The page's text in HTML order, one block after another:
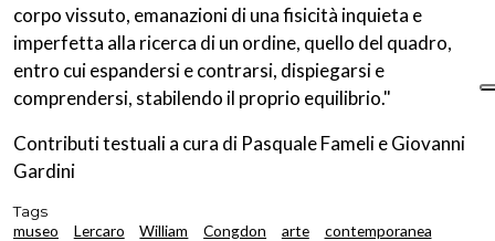
corpo vissuto, emanazioni di una fisicità inquieta e
imperfetta alla ricerca di un ordine, quello del quadro,
entro cui espandersi e contrarsi, dispiegarsi e
comprendersi, stabilendo il proprio equilibrio."
Contributi testuali a cura di Pasquale Fameli e Giovanni
Gardini
Tags
museo Lercaro William Congdon arte
contemporanea